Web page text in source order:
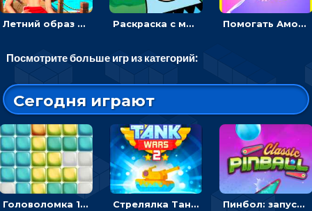
Летний образ для подруг: переодевать девочек для прогулки Раскраска с матрешками для девочек Помогать Амонг Ас бежать из комнаты через преграды - приключения
Посмотрите больше игр из категорий:
Сегодня играют
Головоломка 10х10 Стрелялка Танковые войны: бить по танку врага, чтобы уничтожить зло Пинбол: запускать шарик, чтобы выбивать очки